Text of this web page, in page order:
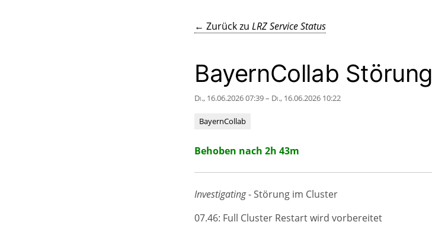
← Zurück zu LRZ Service Status
BayernCollab Störung
Di., 16.06.2026 07:39 – Di., 16.06.2026 10:22
BayernCollab
Behoben nach 2h 43m
Investigating- Störung im Cluster
07.46: Full Cluster Restart wird vorbereitet